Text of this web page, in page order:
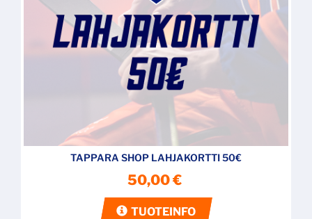
TAPPARA SHOP LAHJAKORTTI 50€
50,00 €
TUOTEINFO